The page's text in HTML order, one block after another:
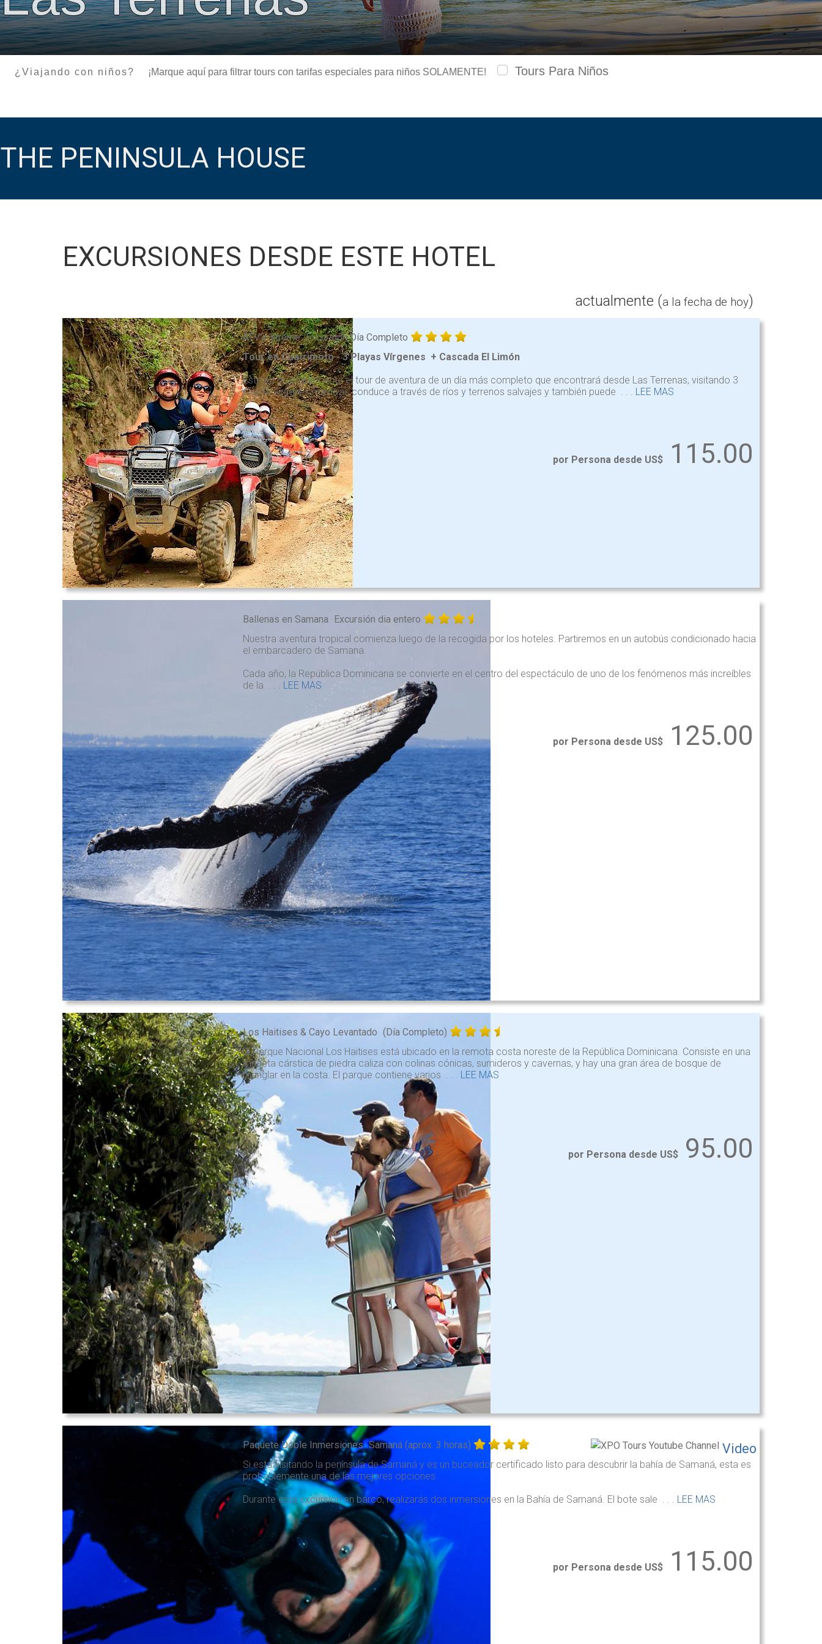
¿Viajando con niños? ¡Marque aquí para filtrar tours con tarifas especiales para niños SOLAMENTE! Tours Para Niños
THE PENINSULA HOUSE
EXCURSIONES DESDE ESTE HOTEL
actualmente (a la fecha de hoy)
ATV's Xtreme Excursión Día Completo
Tour en Cuatrimoto - 3 Playas Vírgenes + Cascada El Limón
Este es probablemente el tour de aventura de un día más completo que encontrará desde Las Terrenas, visitando 3
playas vírgenes mientras conduce a través de ríos y terrenos salvajes y también puede . . . LEE MAS
por Persona desde US$ 115.00
Ballenas en Samana Excursión dia entero
Nuestra aventura tropical comienza luego de la recogida por los hoteles. Partiremos en un autobús condicionado hacia
el embarcadero de Samana.
Cada año, la República Dominicana se convierte en el centro del espectáculo de uno de los fenómenos más increíbles
de la . . . LEE MAS
por Persona desde US$ 125.00
Los Haitises & Cayo Levantado (Día Completo)
El Parque Nacional Los Haitises está ubicado en la remota costa noreste de la República Dominicana. Consiste en una
meseta cárstica de piedra caliza con colinas cónicas, sumideros y cavernas, y hay una gran área de bosque de
manglar en la costa. El parque contiene varios . . . LEE MAS
por Persona desde US$ 95.00
Paquete Doble Inmersiones Samaná (aprox. 3 horas) Video
Si está visitando la península de Samaná y es un buceador certificado listo para descubrir la bahía de Samaná, esta es
probablemente una de las mejores opciones.
Durante esta excursión en barco, realizarás dos inmersiones en la Bahía de Samaná. El bote sale . . . LEE MAS
por Persona desde US$ 115.00